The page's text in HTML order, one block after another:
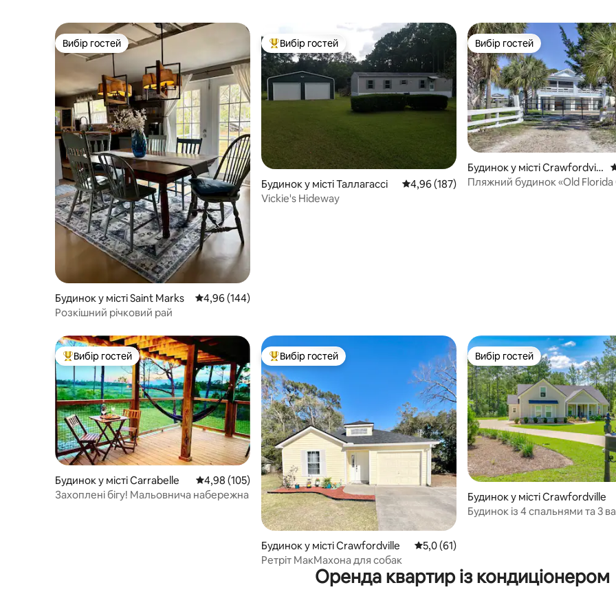
Вибір гостей
Вибір гостей
Будинок у місті Saint Marks Середня оцінка: 4,96 з 5, відгуки: 144
4,96 (144)
Розкішний річковий рай
Топ вибір гостей
Вибір гостей
Будинок у місті Таллагассі Середня оцінка: 4,96 з 5, відгуки: 187
4,96 (187)
Vickie's Hideway
Вибір гостей
Вибір гостей
Будинок у місті Crawfordvill
e
Пляжний будинок «Old Florida
Топ вибір гостей
Вибір гостей
Будинок у місті Carrabelle Середня оцінка: 4,98 з 5, відгуки: 105
4,98 (105)
Захоплені бігу! Мальовнича набережна
Топ вибір гостей
Вибір гостей
Будинок у місті Crawfordville Середня оцінка: 5,0 з 5, відгуки: 61
5,0 (61)
Ретріт МакМахона для собак
Вибір гостей
Вибір гостей
Будинок у місті Crawfordville
Будинок із 4 спальнями та 3
Оренда квартир із кондиціонером